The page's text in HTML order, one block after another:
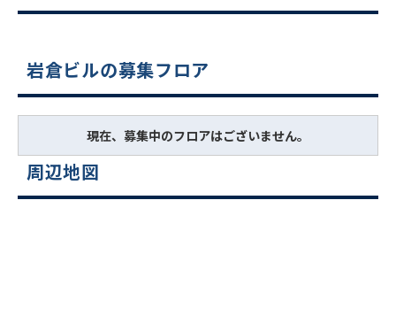
岩倉ビルの募集フロア
現在、募集中のフロアはございません。
周辺地図